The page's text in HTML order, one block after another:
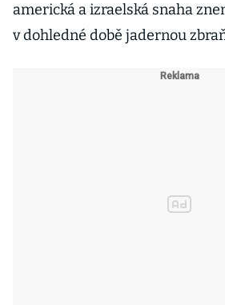
americká a izraelská snaha
v dohledné době jadernou